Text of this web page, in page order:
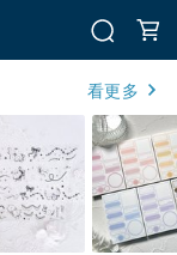
看更多